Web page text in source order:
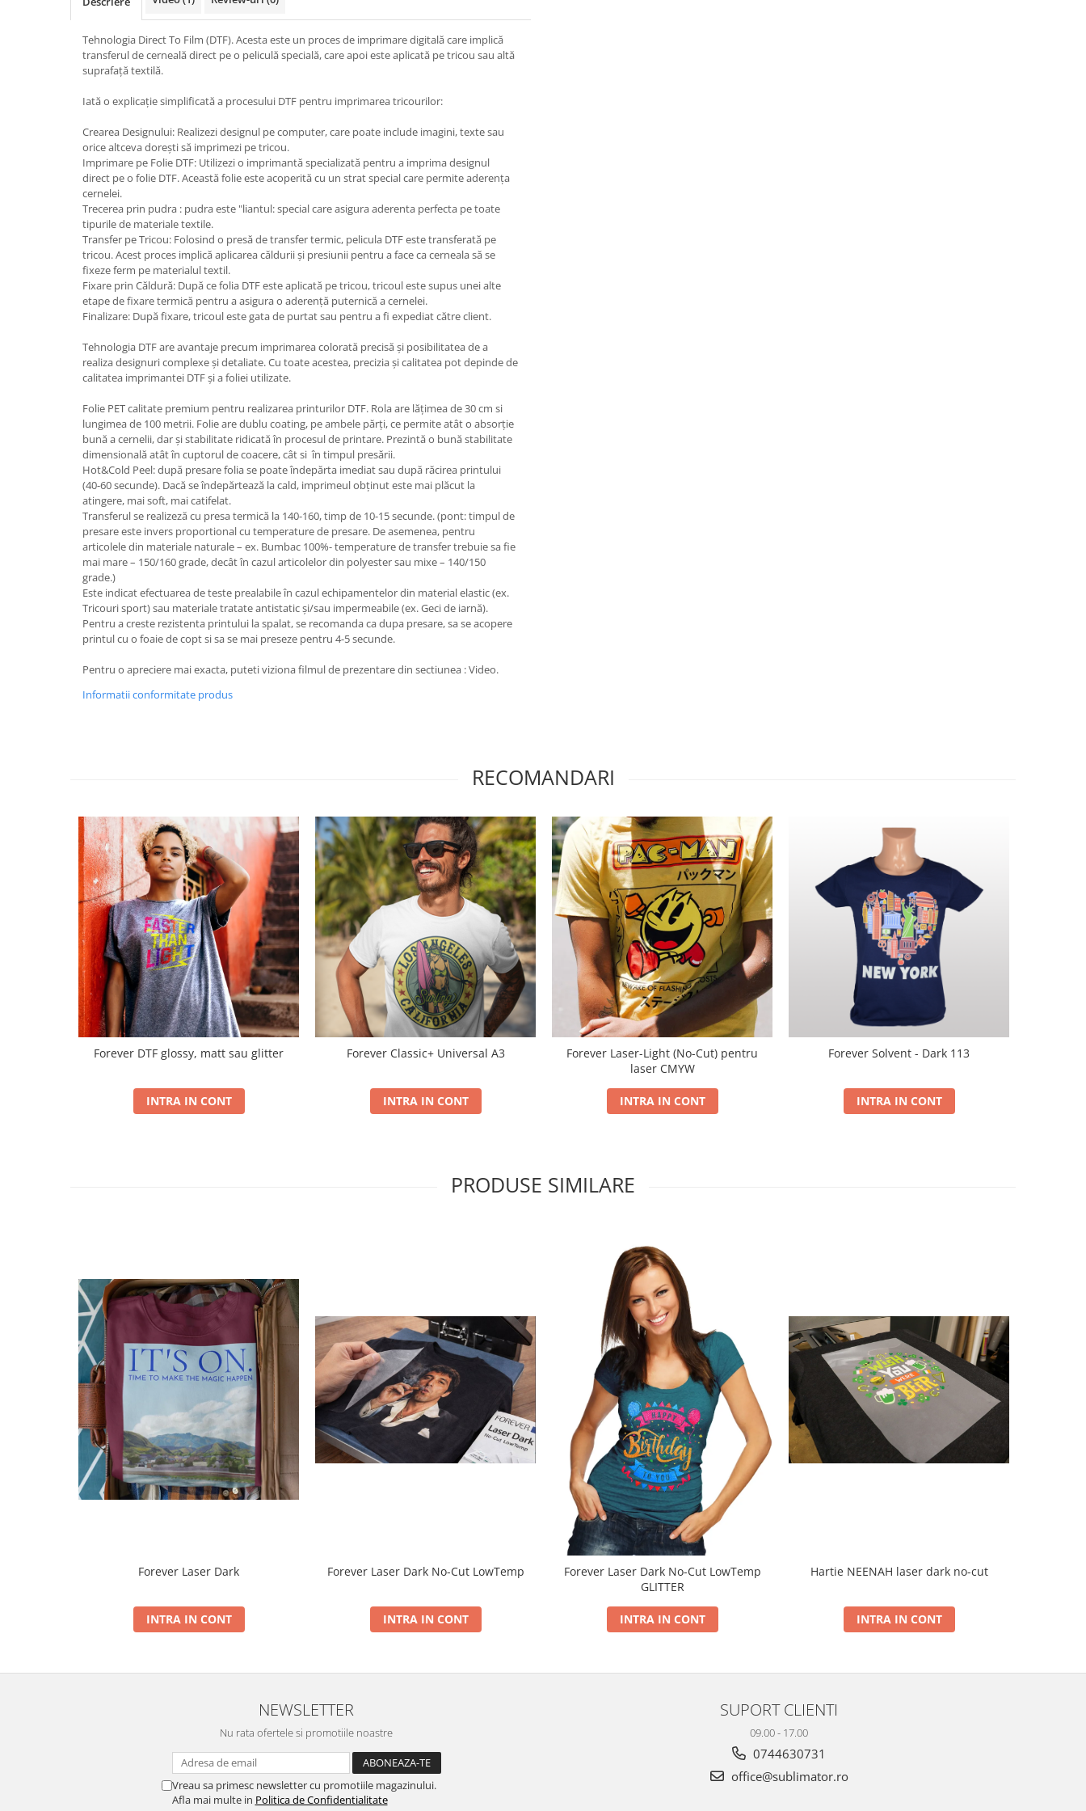
Tehnologia Direct To Film (DTF). Acesta este un proces de imprimare digitală care implică
transferul de cerneală direct pe o peliculă specială, care apoi este aplicată pe tricou sau altă
suprafață textilă.
Iată o explicație simplificată a procesului DTF pentru imprimarea tricourilor:
Crearea Designului: Realizezi designul pe computer, care poate include imagini, texte sau
orice altceva dorești să imprimezi pe tricou.
Imprimare pe Folie DTF: Utilizezi o imprimantă specializată pentru a imprima designul
direct pe o folie DTF. Această folie este acoperită cu un strat special care permite aderența
cernelei.
Trecerea prin pudra : pudra este "liantul: special care asigura aderenta perfecta pe toate
tipurile de materiale textile.
Transfer pe Tricou: Folosind o presă de transfer termic, pelicula DTF este transferată pe
tricou. Acest proces implică aplicarea căldurii și presiunii pentru a face ca cerneala să se
fixeze ferm pe materialul textil.
Fixare prin Căldură: După ce folia DTF este aplicată pe tricou, tricoul este supus unei alte
etape de fixare termică pentru a asigura o aderență puternică a cernelei.
Finalizare: După fixare, tricoul este gata de purtat sau pentru a fi expediat către client.
Tehnologia DTF are avantaje precum imprimarea colorată precisă și posibilitatea de a
realiza designuri complexe și detaliate. Cu toate acestea, precizia și calitatea pot depinde de
calitatea imprimantei DTF și a foliei utilizate.
Folie PET calitate premium pentru realizarea printurilor DTF. Rola are lățimea de 30 cm si
lungimea de 100 metrii. Folie are dublu coating, pe ambele părți, ce permite atât o absorție
bună a cernelii, dar și stabilitate ridicată în procesul de printare. Prezintă o bună stabilitate
dimensională atât în cuptorul de coacere, cât si în timpul presării.
Hot&Cold Peel: după presare folia se poate îndepărta imediat sau după răcirea printului
(40-60 secunde). Dacă se îndepărtează la cald, imprimeul obținut este mai plăcut la
atingere, mai soft, mai catifelat.
Transferul se realizeză cu presa termică la 140-160, timp de 10-15 secunde. (pont: timpul de
presare este invers proportional cu temperature de presare. De asemenea, pentru
articolele din materiale naturale – ex. Bumbac 100%- temperature de transfer trebuie sa fie
mai mare – 150/160 grade, decât în cazul articolelor din polyester sau mixe – 140/150
grade.)
Este indicat efectuarea de teste prealabile în cazul echipamentelor din material elastic (ex.
Tricouri sport) sau materiale tratate antistatic și/sau impermeabile (ex. Geci de iarnă).
Pentru a creste rezistenta printului la spalat, se recomanda ca dupa presare, sa se acopere
printul cu o foaie de copt si sa se mai preseze pentru 4-5 secunde.
Pentru o apreciere mai exacta, puteti viziona filmul de prezentare din sectiunea : Video.
Informatii conformitate produs
RECOMANDARI
Forever DTF glossy, matt sau glitter
INTRA IN CONT
Forever Classic+ Universal A3
INTRA IN CONT
Forever Laser-Light (No-Cut) pentru
laser CMYW
INTRA IN CONT
Forever Solvent - Dark 113
INTRA IN CONT
PRODUSE SIMILARE
Forever Laser Dark
INTRA IN CONT
Forever Laser Dark No-Cut LowTemp
INTRA IN CONT
Forever Laser Dark No-Cut LowTemp
GLITTER
INTRA IN CONT
Hartie NEENAH laser dark no-cut
INTRA IN CONT
NEWSLETTER
Nu rata ofertele si promotiile noastre
Vreau sa primesc newsletter cu promotiile magazinului.
Afla mai multe in Politica de Confidentialitate
SUPORT CLIENTI
09.00 - 17.00
0744630731
office@sublimator.ro